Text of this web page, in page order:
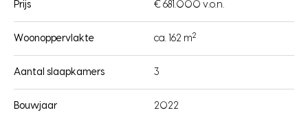
Prijs € 681.000 v.o.n.
Woonoppervlakte ca. 162 m2
Aantal slaapkamers 3
Bouwjaar 2022